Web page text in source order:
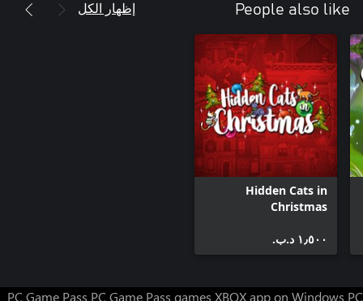
People also like إظهار الكل
Hidden Cats in
Christmas
١٫٥٠٠ د.ب.‏
PC Game Pass PC Game Pass games XBOX app on Windows PC